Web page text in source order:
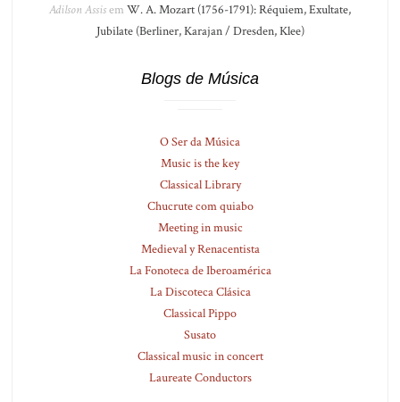
Adilson Assisem W. A. Mozart (1756-1791): Réquiem, Exultate,
Jubilate (Berliner, Karajan / Dresden, Klee)
Blogs de Música
O Ser da Música
Music is the key
Classical Library
Chucrute com quiabo
Meeting in music
Medieval y Renacentista
La Fonoteca de Iberoamérica
La Discoteca Clásica
Classical Pippo
Susato
Classical music in concert
Laureate Conductors